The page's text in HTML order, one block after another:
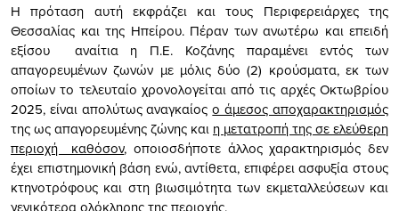
Η πρόταση αυτή εκφράζει και τους Περιφερειάρχες της
Θεσσαλίας και της Ηπείρου. Πέραν των ανωτέρω και επειδή
εξίσου αναίτια η Π.Ε. Κοζάνης παραμένει εντός των
απαγορευμένων ζωνών με μόλις δύο (2) κρούσματα, εκ των
οποίων το τελευταίο χρονολογείται από τις αρχές Οκτωβρίου
2025, είναι απολύτως αναγκαίοςο άμεσος αποχαρακτηρισμός
της ως απαγορευμένης ζώνης και η μετατροπή της σε ελεύθερη
περιοχή καθόσον, οποιοσδήποτε άλλος χαρακτηρισμός δεν
έχει επιστημονική βάση ενώ, αντίθετα, επιφέρει ασφυξία στους
κτηνοτρόφους και στη βιωσιμότητα των εκμεταλλεύσεων και
γενικότερα ολόκληρης της περιοχής.